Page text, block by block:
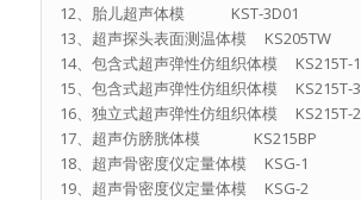
12、胎儿超声体模 KST-3D01
13、超声探头表面测温体模 KS205TW
14、包含式超声弹性仿组织体模 KS215T-1
15、包含式超声弹性仿组织体模 KS215T-3
16、独立式超声弹性仿组织体模 KS215T-2
17、超声仿膀胱体模 KS215BP
18、超声骨密度仪定量体模 KSG-1
19、超声骨密度仪定量体模 KSG-2